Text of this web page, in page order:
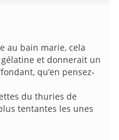
au bain marie, cela
et donnerait un
qu’en pensez-
du thuries de
tentantes les unes